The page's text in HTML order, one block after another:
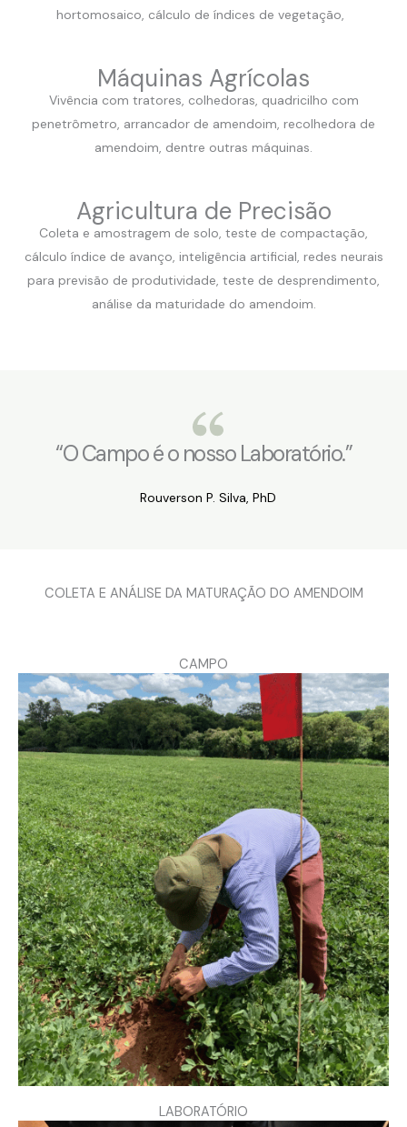
hortomosaico, cálculo de índices de vegetação,
Máquinas Agrícolas
Vivência com tratores, colhedoras, quadricilho com
penetrômetro, arrancador de amendoim, recolhedora de
amendoim, dentre outras máquinas.
Agricultura de Precisão
Coleta e amostragem de solo, teste de compactação,
cálculo índice de avanço, inteligência artificial, redes neurais
para previsão de produtividade, teste de desprendimento,
análise da maturidade do amendoim.
“O Campo é o nosso Laboratório.”
Rouverson P. Silva, PhD
COLETA E ANÁLISE DA MATURAÇÃO DO AMENDOIM
CAMPO
LABORATÓRIO